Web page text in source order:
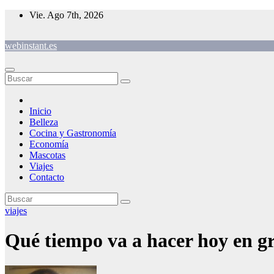
Saltar
Vie. Ago 7th, 2026
webinstant.es
Inicio
Belleza
Cocina y Gastronomía
Economía
Mascotas
Viajes
Contacto
viajes
Qué tiempo va a hacer hoy en